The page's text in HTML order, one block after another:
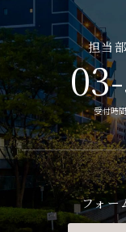
担当
受付時
フォー